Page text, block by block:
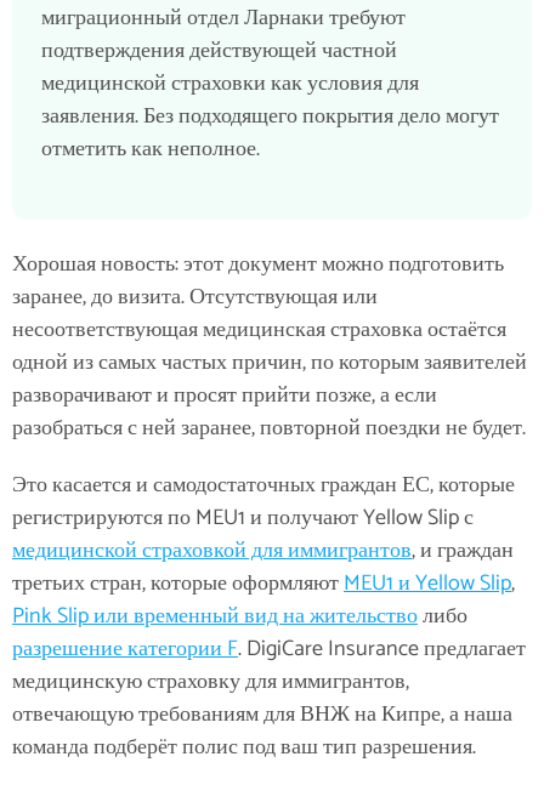
миграционный отдел Ларнаки требуют
подтверждения действующей частной
медицинской страховки как условия для
заявления. Без подходящего покрытия дело могут
отметить как неполное.
Хорошая новость: этот документ можно подготовить
заранее, до визита. Отсутствующая или
несоответствующая медицинская страховка остаётся
одной из самых частых причин, по которым заявителей
разворачивают и просят прийти позже, а если
разобраться с ней заранее, повторной поездки не будет.
Это касается и самодостаточных граждан ЕС, которые
регистрируются по MEU1 и получают Yellow Slip с
медицинской страховкой для иммигрантов, и граждан
третьих стран, которые оформляютMEU1 и Yellow Slip,
Pink Slip или временный вид на жительстволибо
разрешение категории F. DigiCare Insurance предлагает
медицинскую страховку для иммигрантов,
отвечающую требованиям для ВНЖ на Кипре, а наша
команда подберёт полис под ваш тип разрешения.